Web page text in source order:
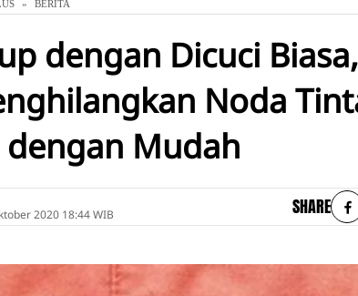
BERITA
dengan Dicuci
Noda
dengan Mudah
2020 18:44 WIB SHARE